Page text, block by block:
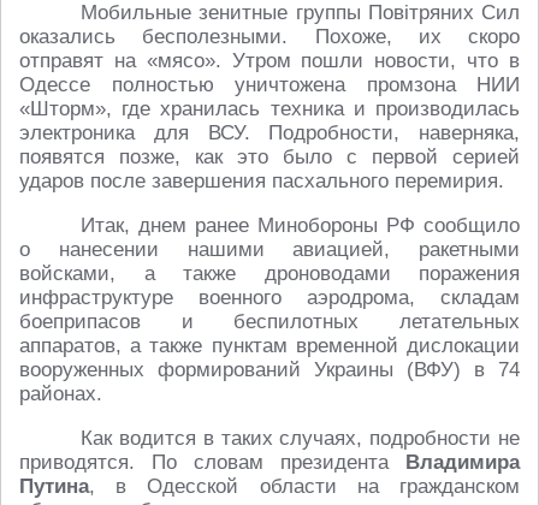
Мобильные зенитные группы Повітряних Сил
оказались бесполезными. Похоже, их скоро
отправят на «мясо». Утром пошли новости, что в
Одессе полностью уничтожена промзона НИИ
«Шторм», где хранилась техника и производилась
электроника для ВСУ. Подробности, наверняка,
появятся позже, как это было с первой серией
ударов после завершения пасхального перемирия.
Итак, днем ранее Минобороны РФ сообщило
о нанесении нашими авиацией, ракетными
войсками, а также дроноводами поражения
инфраструктуре военного аэродрома, складам
боеприпасов и беспилотных летательных
аппаратов, а также пунктам временной дислокации
вооруженных формирований Украины (ВФУ) в 74
районах.
Как водится в таких случаях, подробности не
приводятся. По словам президента Владимира
Путина, в Одесской области на гражданском